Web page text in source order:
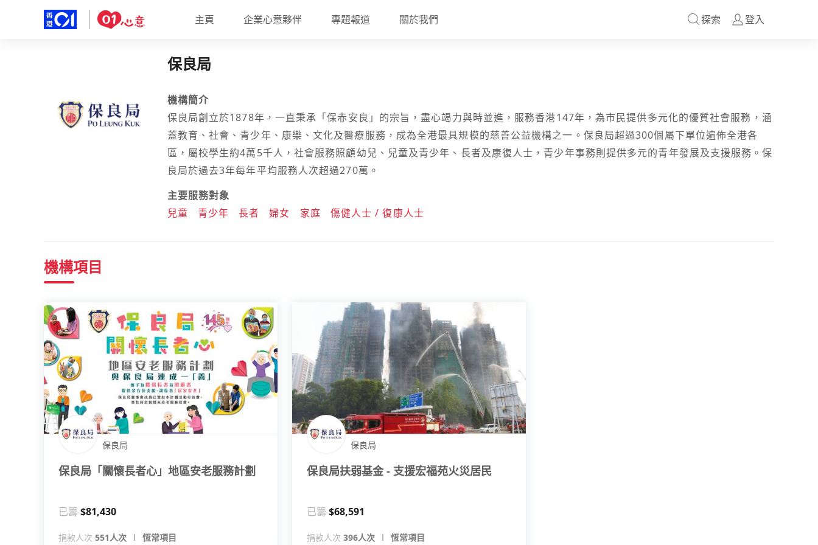
主頁 企業心意夥伴 專題報道 關於我們 探索 登入
保良局
機構簡介
保良局創立於1878年，一直秉承「保赤安良」的宗旨，盡心竭力與時並進，服務香港147年，為市民提供多元化的優質社會服務，涵
蓋教育、社會、青少年、康樂、文化及醫療服務，成為全港最具規模的慈善公益機構之一。保良局超過300個屬下單位遍佈全港各
區，屬校學生約4萬5千人，社會服務照顧幼兒、兒童及青少年、長者及康復人士，青少年事務則提供多元的青年發展及支援服務。保
良局於過去3年每年平均服務人次超過270萬。
主要服務對象
兒童
青少年 長者 婦女 家庭 傷健人士 / 復康人士
機構項目
保良局
保良局「關懷長者心」地區安老服務計劃
已籌 $81,430
捐款人次 551人次 恆常項目
保良局
保良局扶弱基金 - 支援宏福苑火災居民
已籌 $68,591
捐款人次 396人次 恆常項目